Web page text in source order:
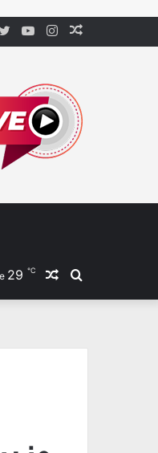
Instagram
YouTube
Twitter
Rechercher
Article
29 ℃